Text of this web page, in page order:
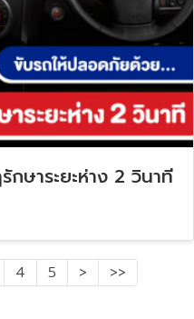
ษาระยะห่าง 2 วินาที
4 5 > >>